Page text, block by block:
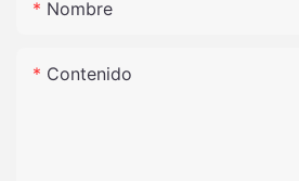
Nombre
Contenido